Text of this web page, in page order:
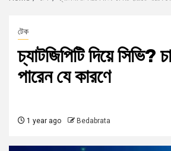
টেক
চ্যাটজিপিটি দিয়ে সিভি?
পারেন যে কারণে
1 year ago Bedabrata